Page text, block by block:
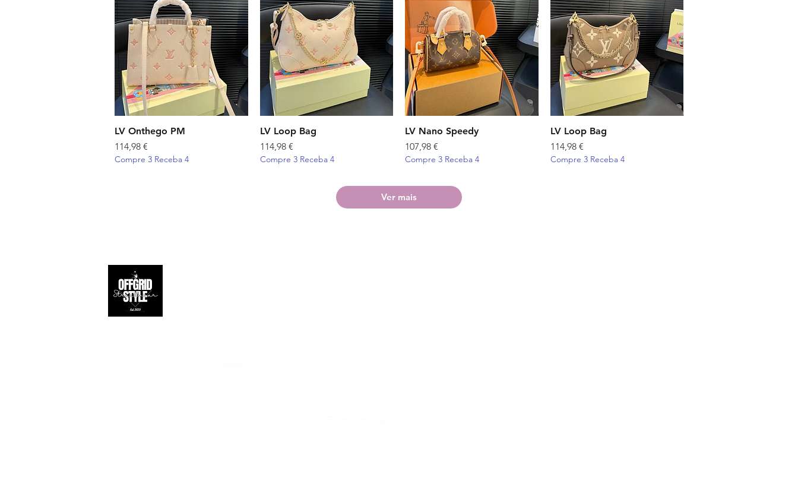
Visualização rápida
LV Onthego PM
Preço
114,98 €
Compre 3 Receba 4
Visualização rápida
LV Loop Bag
Preço
114,98 €
Compre 3 Receba 4
Visualização rápida
LV Nano Speedy
Preço
107,98 €
Compre 3 Receba 4
Visualização rápida
LV Loop Bag
Preço
114,98 €
Compre 3 Receba 4
Ver mais